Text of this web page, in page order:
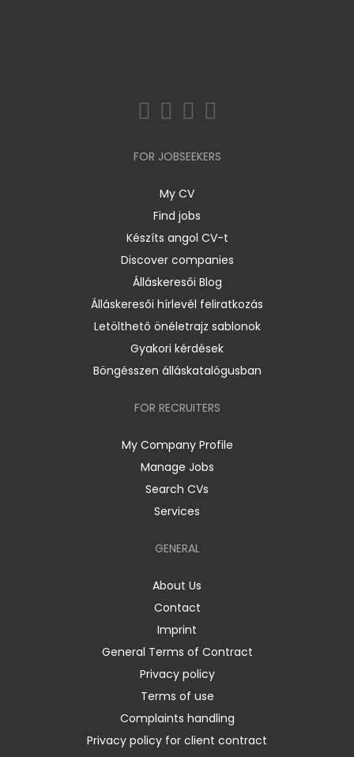
FOR JOBSEEKERS
My CV
Find jobs
Készíts angol CV-t
Discover companies
Álláskeresői Blog
Álláskeresői hírlevél feliratkozás
Letölthető önéletrajz sablonok
Gyakori kérdések
Böngésszen álláskatalógusban
FOR RECRUITERS
My Company Profile
Manage Jobs
Search CVs
Services
GENERAL
About Us
Contact
Imprint
General Terms of Contract
Privacy policy
Terms of use
Complaints handling
Privacy policy for client contract